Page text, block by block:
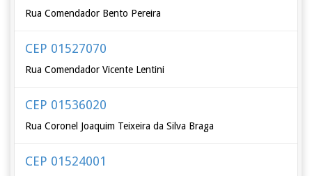
Rua Comendador Bento Pereira
CEP 01527070
Rua Comendador Vicente Lentini
CEP 01536020
Rua Coronel Joaquim Teixeira da Silva Braga
CEP 01524001